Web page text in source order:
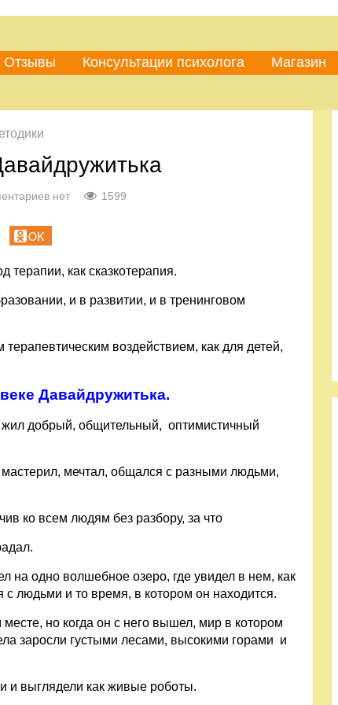
Отзывы Консультации психолога Магазин
нет 1599
OK
терапии, как сказкотерапия.
и в развитии, и в тренинговом
воздействием, как для детей,
Давайдружитька.
добрый, общительный, оптимистичный
мечтал, общался с разными людьми,
ко всем людям без разбору, за что
на одно волшебное озеро, где увидел в нем, как
людьми и то время, в котором он находится.
но когда он с него вышел, мир в котором
заросли густыми лесами, высокими горами и
и выглядели как живые роботы.